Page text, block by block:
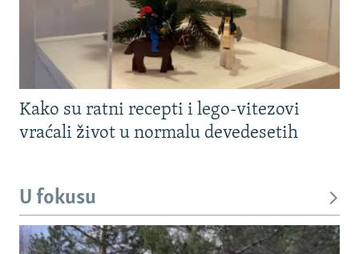
Kako su ratni recepti i lego-vitezovi
vraćali život u normalu devedesetih
U fokusu